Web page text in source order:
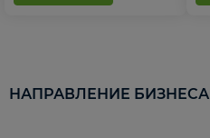
НАПРАВЛЕНИЕ БИЗНЕСА